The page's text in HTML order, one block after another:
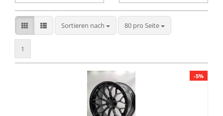
Sortieren nach
Sortieren nach 80 pro Seite
pro Seite
1
-5%